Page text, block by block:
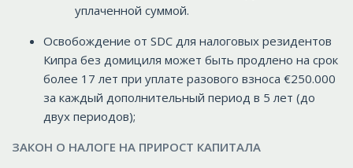
уплаченной суммой.
Освобождение от SDC для налоговых резидентов
Кипра без домициля может быть продлено на срок
более 17 лет при уплате разового взноса €250.000
за каждый дополнительный период в 5 лет (до
двух периодов);
ЗАКОН О НАЛОГЕ НА ПРИРОСТ КАПИТАЛА